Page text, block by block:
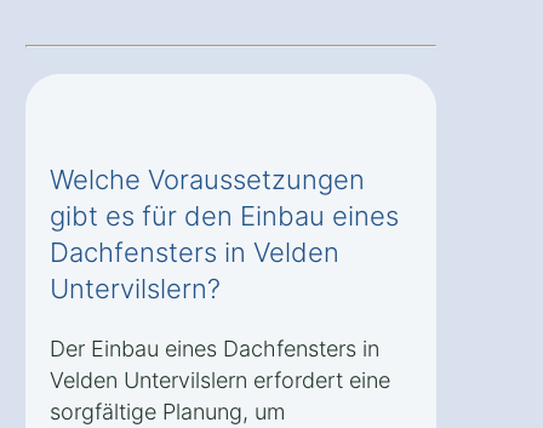
Welche Voraussetzungen
gibt es für den Einbau eines
Dachfensters in Velden
Untervilslern?
Der Einbau eines Dachfensters in
Velden Untervilslern erfordert eine
sorgfältige Planung, um